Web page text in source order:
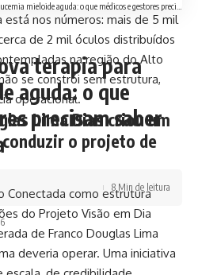
nos números: mais de 5 mil
de 2 mil óculos distribuídos
na região do Alto
se constrói sem estrutura,
operacional.
Lima Dias criou um
o projeto de
Conectada como estrutura
do Projeto Visão em Dia
de Franco Douglas Lima
deveria operar. Uma iniciativa
aguda: o que médicos e gestores precisam saber sobre a mudança
terapia para
aguda: o que
precisam saber
8 Min de leitura